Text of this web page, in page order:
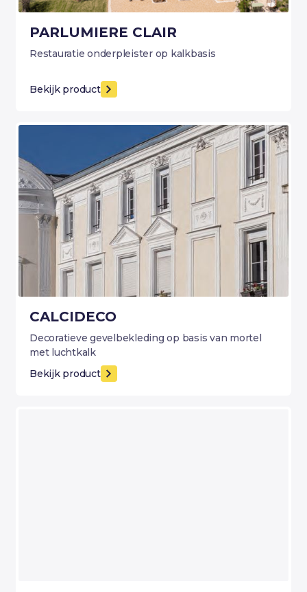
PARLUMIERE CLAIR
Restauratie onderpleister op kalkbasis
Bekijk product
CALCIDECO
Decoratieve gevelbekleding op basis van mortel
met luchtkalk
Bekijk product